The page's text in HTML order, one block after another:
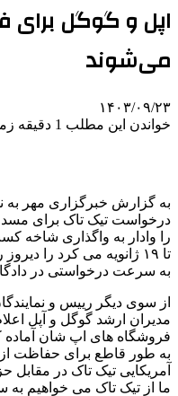
اپل و گوگل برای
می‌شوند
۱۴۰۳/۰۹/۲۳
خواندن این مطلب 1 دقیقه زمان میبرد
به گزارش خبرگزاری مهر به
درخواست تیک تاک برای
را وادار به واگذاری شاخه
تا ۱۹ ژانویه می کرد را
به سرعت درخواستی در
از سوی دیگر رییس و
مدیران ارشد گوگل و آپل
فروشگاه های اپ شان آماده
به طور قاطع برای حفاظت از
آمریکایی تیک تاک در
ما از تیک تاک می خواهیم به